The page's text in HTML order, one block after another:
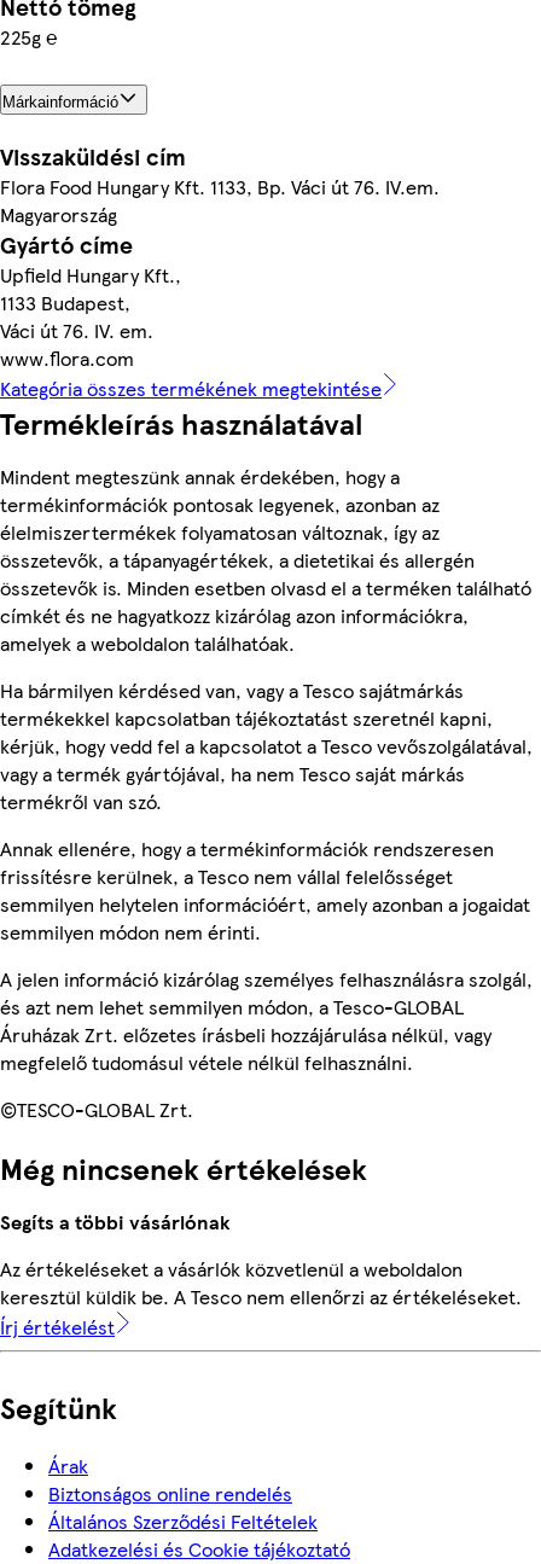
Nettó tömeg
225g ℮
Márkainformáció
Visszaküldési cím
Flora Food Hungary Kft. 1133, Bp. Váci út 76. IV.em.
Magyarország
Gyártó címe
Upfield Hungary Kft.,
1133 Budapest,
Váci út 76. IV. em.
www.flora.com
Kategória összes termékének megtekintése
Termékleírás használatával
Mindent megteszünk annak érdekében, hogy a
termékinformációk pontosak legyenek, azonban az
élelmiszertermékek folyamatosan változnak, így az
összetevők, a tápanyagértékek, a dietetikai és allergén
összetevők is. Minden esetben olvasd el a terméken található
címkét és ne hagyatkozz kizárólag azon információkra,
amelyek a weboldalon találhatóak.
Ha bármilyen kérdésed van, vagy a Tesco sajátmárkás
termékekkel kapcsolatban tájékoztatást szeretnél kapni,
kérjük, hogy vedd fel a kapcsolatot a Tesco vevőszolgálatával,
vagy a termék gyártójával, ha nem Tesco saját márkás
termékről van szó.
Annak ellenére, hogy a termékinformációk rendszeresen
frissítésre kerülnek, a Tesco nem vállal felelősséget
semmilyen helytelen információért, amely azonban a jogaidat
semmilyen módon nem érinti.
A jelen információ kizárólag személyes felhasználásra szolgál,
és azt nem lehet semmilyen módon, a Tesco-GLOBAL
Áruházak Zrt. előzetes írásbeli hozzájárulása nélkül, vagy
megfelelő tudomásul vétele nélkül felhasználni.
©TESCO-GLOBAL Zrt.
Még nincsenek értékelések
Segíts a többi vásárlónak
Az értékeléseket a vásárlók közvetlenül a weboldalon
keresztül küldik be. A Tesco nem ellenőrzi az értékeléseket.
Írj értékelést
Segítünk
Árak
Biztonságos online rendelés
Általános Szerződési Feltételek
Adatkezelési és Cookie tájékoztató